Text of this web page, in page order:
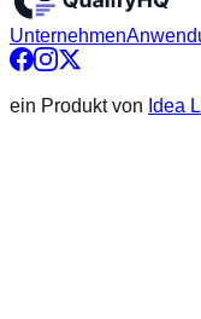
Unternehmen
ein Produkt von Idea